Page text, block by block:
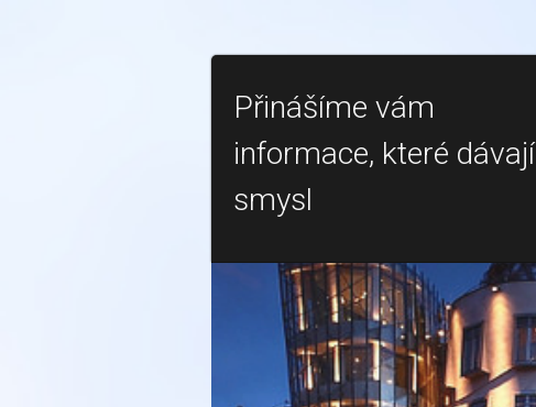
Přinášíme vám
informace, které dávají
smysl